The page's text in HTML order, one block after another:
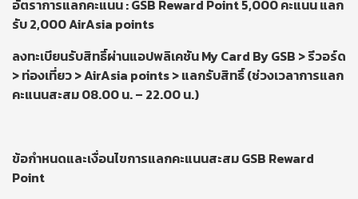
อัตราการแลกคะแนน : GSB Reward Point 5,000 คะแนน แลก
รับ 2,000 AirAsia points
ลงทะเบียนรับสิทธิ์ผ่านแอปพลิเคชัน My Card By GSB > รีวอร์ด
> ท่องเที่ยว > AirAsia points > แลกรับสิทธิ์ (ช่วงเวลาการแลก
คะแนนสะสม 08.00 น. – 22.00 น.)
ข้อกำหนดและเงื่อนไขการแลกคะแนนสะสมGSB Reward
Point